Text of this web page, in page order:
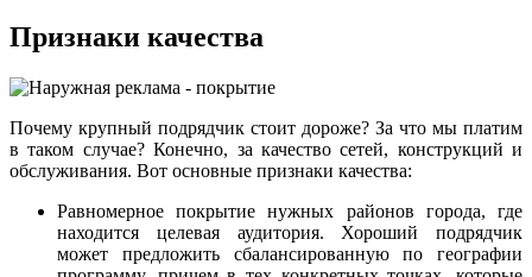
Признаки качества
Почему крупный подрядчик стоит дороже? За что мы платим
в таком случае? Конечно, за качество сетей, конструкций и
обслуживания. Вот основные признаки качества:
Равномерное покрытие нужных районов города, где
находится целевая аудитория. Хороший подрядчик
может предложить сбалансированную по географии